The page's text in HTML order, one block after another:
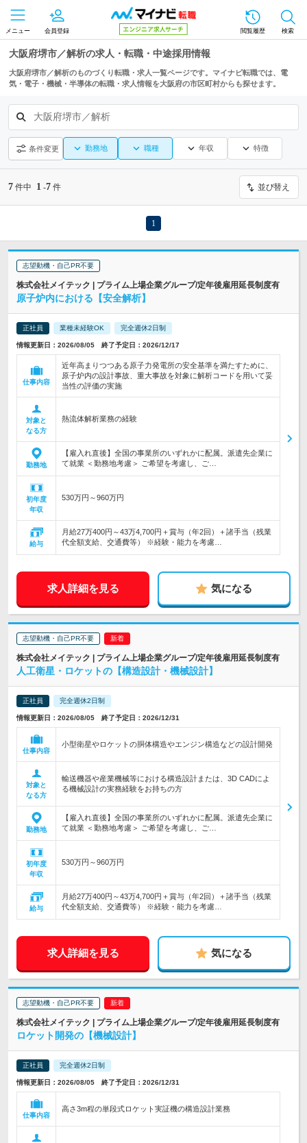
メニュー 会員登録 閲覧履歴 検索
大阪府堺市／解析の求人・転職・中途採用情報
大阪府堺市／解析のものづくり転職・求人一覧ページです。マイナビ転職では、電
気・電子・機械・半導体の転職・求人情報を大阪府の市区町村からも探せます。
大阪府堺市／解析
条件変更 勤務地 職種 年収 特徴
7 件中 1 -7 件 並び替え
1
志望動機・自己PR不要
株式会社メイテック | プライム上場企業グループ/定年後雇用延長制度有
原子炉内における【安全解析】
正社員 業種未経験OK 完全週休2日制
情報更新日：2026/08/05 終了予定日：2026/12/17
仕事内容
近年高まりつつある原子力発電所の安全基準を満たすために、
原子炉内の設計事故、重大事故を対象に解析コードを用いて妥
当性の評価の実施
対象と
なる方
熱流体解析業務の経験
勤務地
【雇入れ直後】全国の事業所のいずれかに配属。派遣先企業に
て就業 ＜勤務地考慮＞ ご希望を考慮し、ご…
初年度
年収
530万円～960万円
給与
月給27万400円～43万4,700円＋賞与（年2回）＋諸手当（残業
代全額支給、交通費等） ※経験・能力を考慮…
求人詳細を見る 気になる
志望動機・自己PR不要
株式会社メイテック | プライム上場企業グループ/定年後雇用延長制度有
人工衛星・ロケットの【構造設計・機械設計】
正社員 完全週休2日制
情報更新日：2026/08/05 終了予定日：2026/12/31
仕事内容
小型衛星やロケットの胴体構造やエンジン構造などの設計開発
対象と
なる方
輸送機器や産業機械等における構造設計または、3D CADによ
る機械設計の実務経験をお持ちの方
勤務地
【雇入れ直後】全国の事業所のいずれかに配属。派遣先企業に
て就業 ＜勤務地考慮＞ ご希望を考慮し、ご…
初年度
年収
530万円～960万円
給与
月給27万400円～43万4,700円＋賞与（年2回）＋諸手当（残業
代全額支給、交通費等） ※経験・能力を考慮…
求人詳細を見る 気になる
志望動機・自己PR不要
株式会社メイテック | プライム上場企業グループ/定年後雇用延長制度有
ロケット開発の【機械設計】
正社員 完全週休2日制
情報更新日：2026/08/05 終了予定日：2026/12/31
仕事内容
高さ3m程の単段式ロケット実証機の構造設計業務